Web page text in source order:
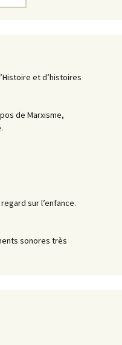
et d’histoires
de Marxisme,
sur l’enfance.
sonores très